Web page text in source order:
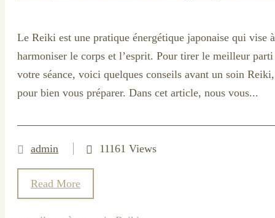
Le Reiki est une pratique énergétique japonaise qui vise à
harmoniser le corps et l’esprit. Pour tirer le meilleur parti
votre séance, voici quelques conseils avant un soin Reiki,
pour bien vous préparer. Dans cet article, nous vous...
admin 11161 Views
Read More